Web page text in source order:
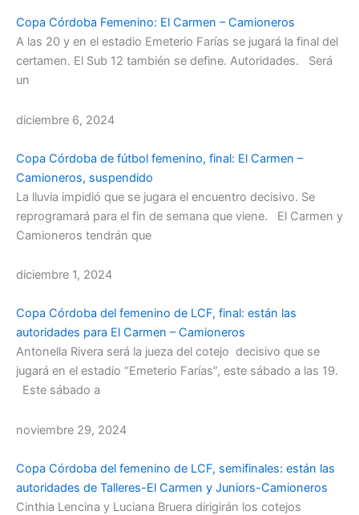
Copa Córdoba Femenino: El Carmen – Camioneros
A las 20 y en el estadio Emeterio Farías se jugará la final del
certamen. El Sub 12 también se define. Autoridades. Será
un
diciembre 6, 2024
Copa Córdoba de fútbol femenino, final: El Carmen –
Camioneros, suspendido
La lluvia impidió que se jugara el encuentro decisivo. Se
reprogramará para el fin de semana que viene. El Carmen y
Camioneros tendrán que
diciembre 1, 2024
Copa Córdoba del femenino de LCF, final: están las
autoridades para El Carmen – Camioneros
Antonella Rivera será la jueza del cotejo decisivo que se
jugará en el estadio “Emeterio Farías”, este sábado a las 19.
Este sábado a
noviembre 29, 2024
Copa Córdoba del femenino de LCF, semifinales: están las
autoridades de Talleres-El Carmen y Juniors-Camioneros
Cinthia Lencina y Luciana Bruera dirigirán los cotejos